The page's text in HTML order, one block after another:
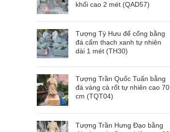
khối cao 2 mét (QAD57)
Tượng Tỳ Hưu để cổng bằng
đá cẩm thạch xanh tự nhiên
dài 1 mét (TH30)
Tượng Trần Quốc Tuấn bằng
đá vàng cà rốt tự nhiên cao 70
cm (TQT04)
Tượng Trần Hưng Đạo bằng